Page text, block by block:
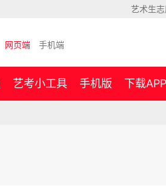
艺术生
网页端 手机端
艺考小工具 手机版 下载APP